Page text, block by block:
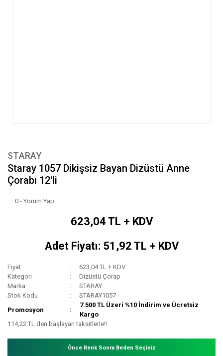
STARAY
Staray 1057 Dikişsiz Bayan Dizüstü Anne
Çorabı 12'li
0 - Yorum Yap
623,04 TL + KDV
Adet Fiyatı: 51,92 TL + KDV
Fiyat
623,04 TL + KDV
Kategori
Dizüstü Çorap
Marka
STARAY
Stok Kodu
STARAY1057
Promosyon
7.500 TL Üzeri %10 İndirim ve Ücretsiz
Kargo
114,22 TL den başlayan taksitlerle!!
Önce Renk Sonra Beden Seçiniz